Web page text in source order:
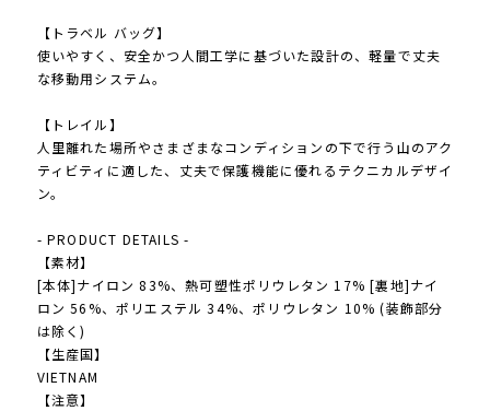
【トラベル バッグ】
使いやすく、安全かつ人間工学に基づいた設計の、軽量で丈夫
な移動用システム。
【トレイル】
人里離れた場所やさまざまなコンディションの下で行う山のアク
ティビティに適した、丈夫で保護機能に優れるテクニカルデザイ
ン。
- PRODUCT DETAILS -
【素材】
[本体]ナイロン 83%、熱可塑性ポリウレタン 17% [裏地]ナイ
ロン 56%、ポリエステル 34%、ポリウレタン 10% (装飾部分
は除く)
【生産国】
VIETNAM
【注意】